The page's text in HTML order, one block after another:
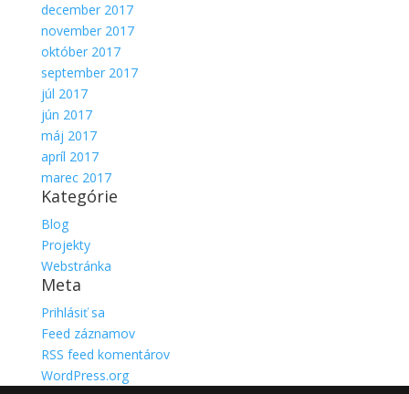
december 2017
november 2017
október 2017
september 2017
júl 2017
jún 2017
máj 2017
apríl 2017
marec 2017
Kategórie
Blog
Projekty
Webstránka
Meta
Prihlásiť sa
Feed záznamov
RSS feed komentárov
WordPress.org